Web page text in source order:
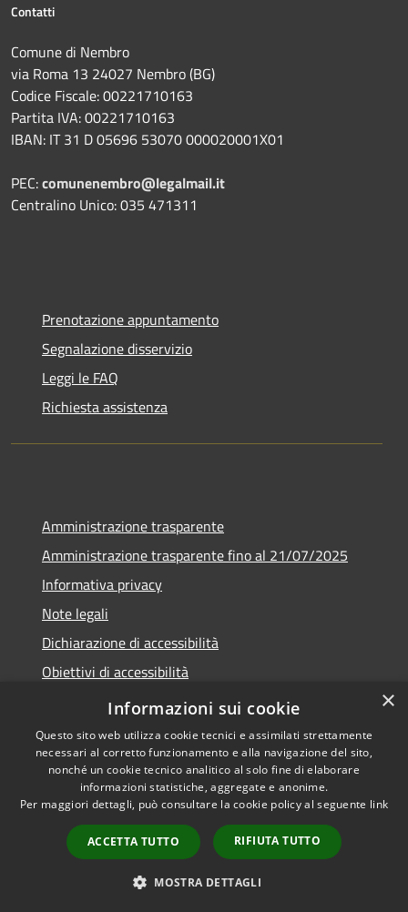
Contatti
Comune di Nembro
via Roma 13 24027 Nembro (BG)
Codice Fiscale: 00221710163
Partita IVA: 00221710163
IBAN: IT 31 D 05696 53070 000020001X01
PEC:comunenembro@legalmail.it
Centralino Unico: 035 471311
Prenotazione appuntamento
Segnalazione disservizio
Leggi le FAQ
Richiesta assistenza
Amministrazione trasparente
Amministrazione trasparente fino al 21/07/2025
Informativa privacy
Note legali
Dichiarazione di accessibilità
Obiettivi di accessibilità
Piano di miglioramento
Accessibilità
Copyright © 2026 • Comune di
Nembro • Powered by
Municipium•
Accesso
redazione
×
Informazioni sui cookie
Questo sito web utilizza cookie tecnici e assimilati strettamente
necessari al corretto funzionamento e alla navigazione del sito,
nonché un cookie tecnico analitico al solo fine di elaborare
informazioni statistiche, aggregate e anonime.
Per maggiori dettagli, può consultare la cookie policy al seguente link
ACCETTA TUTTO RIFIUTA TUTTO
MOSTRA DETTAGLI